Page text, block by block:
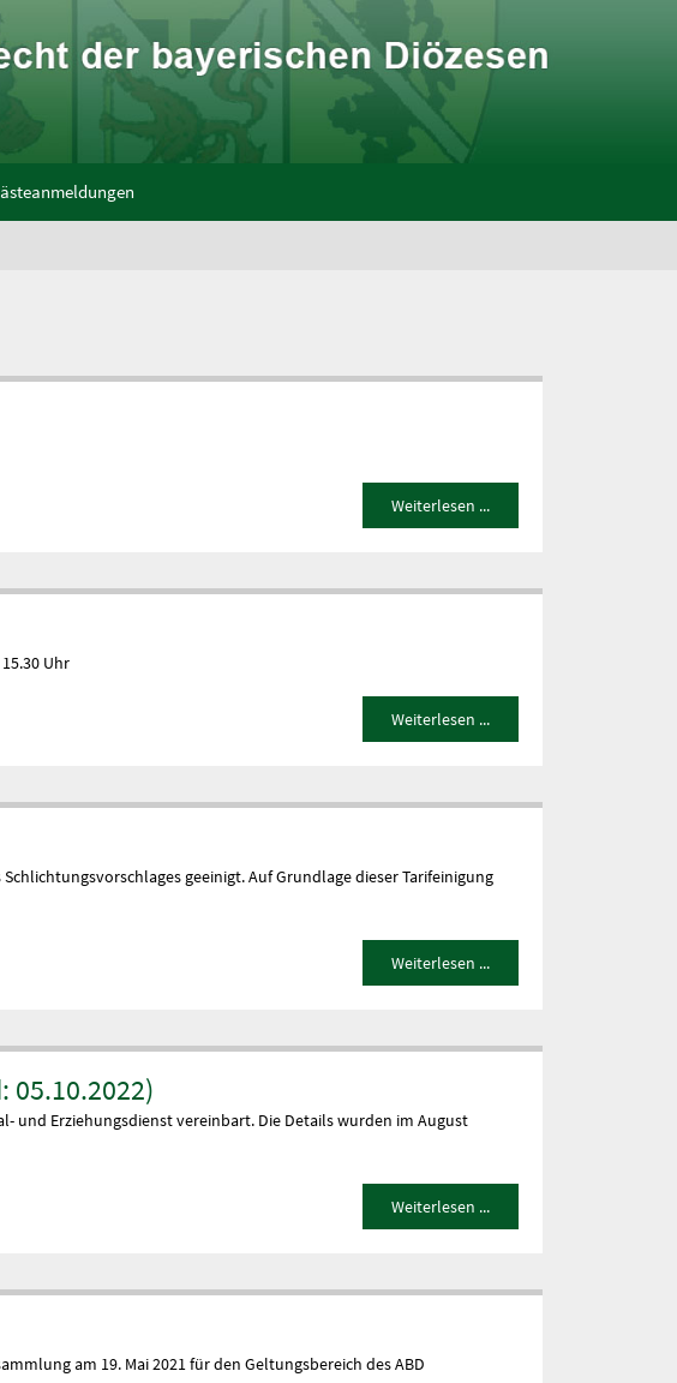
Weiterlesen ...
Uhr
Weiterlesen ...
geeinigt. Auf Grundlage dieser Tarifeinigung
Weiterlesen ...
05.10.2022)
und Erziehungsdienst vereinbart. Die Details wurden im August
Weiterlesen ...
am 19. Mai 2021 für den Geltungsbereich des ABD